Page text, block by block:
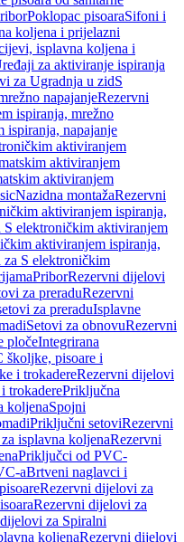
Poklopac pisoaraSifoni i
koljena i prijelazni
isplavna koljena i
za aktiviranje ispiranja
za Ugradnja u zidS
napajanjeRezervni
ispiranja, mrežno
ispiranja, napajanje
aktiviranjem
aktiviranjem
aktiviranjem
Nazidna montažaRezervni
aktiviranjem ispiranja,
elektroničkim aktiviranjem
aktiviranjem ispiranja,
S elektroničkim
PriborRezervni dijelovi
za preraduRezervni
za preraduIsplavne
Setovi za obnovuRezervni
pločeIntegrirana
školjke, pisoare i
i trokadereRezervni dijelovi
trokaderePriključna
koljenaSpojni
Priključni setoviRezervni
isplavna koljenaRezervni
Priključci od PVC-
aBrtveni naglavci i
Rezervni dijelovi za
Rezervni dijelovi za
za Spiralni
koljenaRezervni dijelovi